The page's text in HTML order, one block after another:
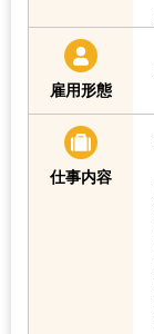
雇用形態
仕事内容